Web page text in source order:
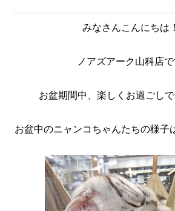
みなさんこんにちは
ノアズアーク山科店
お盆期間中、楽しくお過ごし
お盆中のニャンコちゃんたちの様子